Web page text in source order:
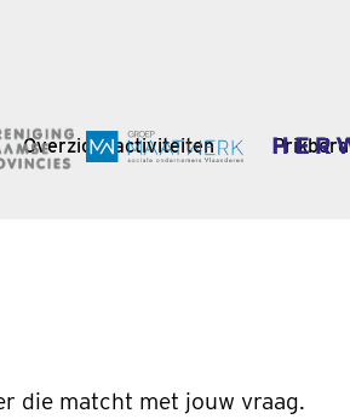
Overzicht activiteiten Prikbord
die matcht met jouw vraag.